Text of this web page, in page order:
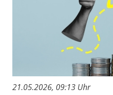
21.05.2026, 09:13 Uhr